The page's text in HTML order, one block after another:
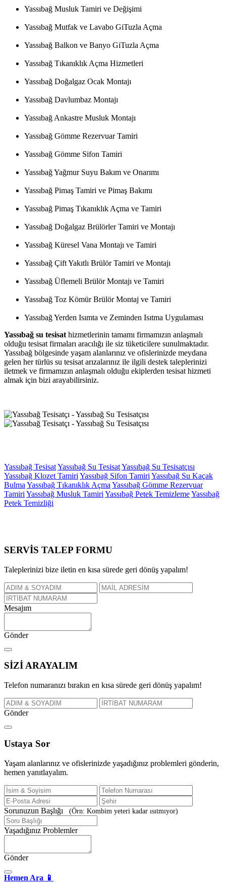
Yassıbağ Musluk Tamiri ve Değişimi
Yassıbağ Mutfak ve Lavabo GiTuzla Açma
Yassıbağ Balkon ve Banyo GiTuzla Açma
Yassıbağ Tıkanıklık Açma Hizmetleri
Yassıbağ Doğalgaz Ocak Montajı
Yassıbağ Davlumbaz Montajı
Yassıbağ Ankastre Musluk Montajı
Yassıbağ Gömme Rezervuar Tamiri
Yassıbağ Gömme Sifon Tamiri
Yassıbağ Yağmur Suyu Bakım ve Onarımı
Yassıbağ Pimaş Tamiri ve Pimaş Bakımı
Yassıbağ Pimaş Tıkanıklık Açma ve Tamiri
Yassıbağ Doğalgaz Brülörler Tamiri ve Montajı
Yassıbağ Küresel Vana Montajı ve Tamiri
Yassıbağ Çift Yakıtlı Brülör Tamiri ve Montajı
Yassıbağ Üflemeli Brülör Montajı ve Tamiri
Yassıbağ Toz Kömür Brülör Montaj ve Tamiri
Yassıbağ Yerden Isımta ve Zeminden Isıtma Uygulaması
Yassıbağ su tesisat hizmetlerinin tamamı firmamızın anlaşmalı
olduğu tesisat firmaları aracılığı ile siz tüketicilere sunulmaktadır.
Yassıbağ bölgesinde yaşam alanlarınız ve ofislerinizde meydana
gelen her türlüs su tesisat arızalarınız ile ilgili destek taleplerinizi
iletmek ve firmamızın anlaşmalı olduğu ekiplerden tesisat hizmeti
almak için bizi arayabilirsiniz.
Yassıbağ TesisatYassıbağ Su TesisatYassıbağ Su Tesisatçısı
Yassıbağ Klozet Tamiri Yassıbağ Sifon Tamiri Yassıbağ Su Kaçak
Bulma Yassıbağ Tıkanıklık Açma Yassıbağ Gömme Rezervuar
Tamiri Yassıbağ Musluk Tamiri Yassıbağ Petek TemizlemeYassıbağ
Petek Temizliği
SERVİS TALEP FORMU
Taleplerinizi bize iletin en kısa sürede geri dönüş yapalım!
Mesajım
Gönder
SİZİARAYALIM
Telefon numaranızı bırakın en kısa sürede geri dönüş yapalım!
Gönder
Ustaya Sor
Yaşam alanlarınız ve ofislerinizde yaşadığınız problemleri gönderin,
hemen yanıtlayalım.
Sorunuzun Başlığı (Örn: Kombim yeteri kadar ısıtmıyor)
Yaşadığınız Problemler
Gönder
Hemen Ara 📱